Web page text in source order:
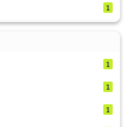
1
1
1
1